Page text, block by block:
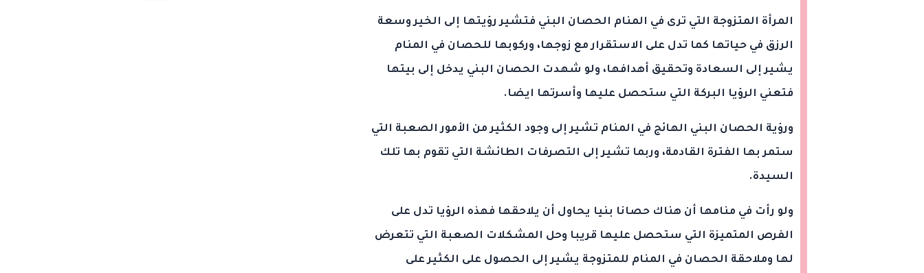
المرأة المتزوجة التي ترى في المنام الحصان البني فتشير رؤيتها إلى الخير وسعة
الرزق في حياتها كما تدل على الاستقرار مع زوجها، وركوبها للحصان في المنام
يشير إلى السعادة وتحقيق أهدافها، ولو شهدت الحصان البني يدخل إلى بيتها
فتعني الرؤيا البركة التي ستحصل عليها وأسرتها ايضا.
ورؤية الحصان البني الهائج في المنام تشير إلى وجود الكثير من الأمور الصعبة التي
ستمر بها الفترة القادمة، وربما تشير إلى التصرفات الطائشة التي تقوم بها تلك
السيدة.
ولو رأت في منامها أن هناك حصانا بنيا يحاول أن يلاحقها فهذه الرؤيا تدل على
الفرص المتميزة التي ستحصل عليها قريبا وحل المشكلات الصعبة التي تتعرض
لها وملاحقة الحصان في المنام للمتزوجة يشير إلى الحصول على الكثير على